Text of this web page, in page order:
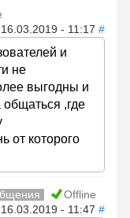
- 11:17 #
и
не
выгодны и
,где
от которого
Offline
- 11:47 #